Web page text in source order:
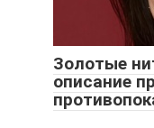
Золотые
описание